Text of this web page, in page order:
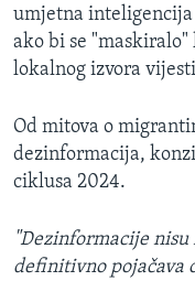
umjetna
ako bi se
lokalnog izvora
Od mitova o
dezinformacija,
ciklusa 2024.
"Dezinformacije
definitivno pojačava